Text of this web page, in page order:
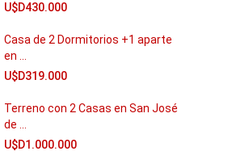
U$D430.000
Casa de 2 Dormitorios +1 aparte
en ...
U$D319.000
Terreno con 2 Casas en San José
de ...
U$D1.000.000